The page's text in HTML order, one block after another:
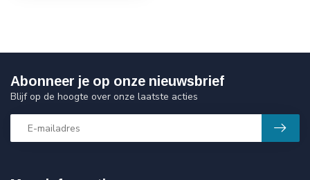
Abonneer je op onze nieuwsbrief
Blijf op de hoogte over onze laatste acties